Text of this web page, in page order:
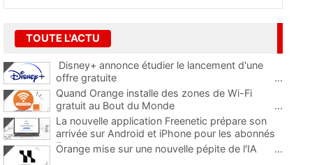
TOUTE L'ACTU
Disney+ annonce étudier le lancement d'une
offre gratuite
...
Quand Orange installe des zones de Wi-Fi
gratuit au Bout du Monde
...
La nouvelle application Freenetic prépare son
arrivée sur Android et iPhone pour les abonnés
Freebox, testez la
Orange mise sur une nouvelle pépite de l'IA ...